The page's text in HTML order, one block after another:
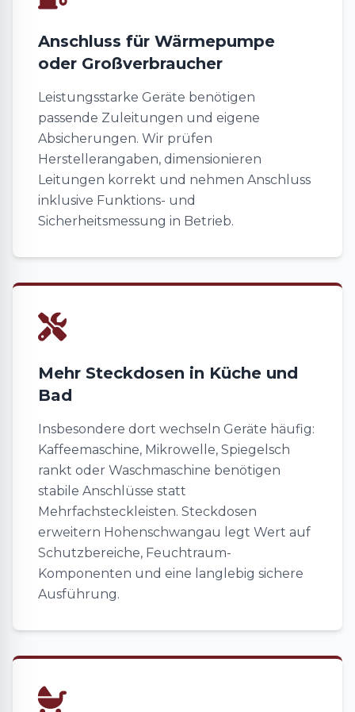
Anschluss für Wärmepumpe
oder Großverbraucher
Leistungsstarke Geräte benötigen
passende Zuleitungen und eigene
Absicherungen. Wir prüfen
Herstellerangaben, dimensionieren
Leitungen korrekt und nehmen Anschluss
inklusive Funktions- und
Sicherheitsmessung in Betrieb.
Mehr Steckdosen in Küche und
Bad
Insbesondere dort wechseln Geräte häufig:
Kaffeemaschine, Mikrowelle, Spiegelsch
rankt oder Waschmaschine benötigen
stabile Anschlüsse statt
Mehrfachsteckleisten. Steckdosen
erweitern Hohenschwangau legt Wert auf
Schutzbereiche, Feuchtraum-
Komponenten und eine langlebig sichere
Ausführung.